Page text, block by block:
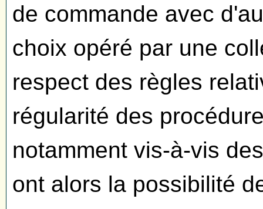
de commande avec
choix opéré par une
respect des règles
régularité des
notamment vis-à-vis
ont alors la possibilité